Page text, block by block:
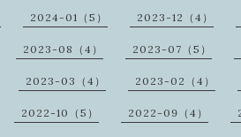
2024-01（5） 2023-12（4）
2023-08（4） 2023-07（5）
2023-03（4） 2023-02（4）
2022-10（5） 2022-09（4）